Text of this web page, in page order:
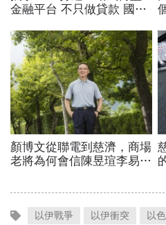
以伊戰爭 以伊衝突 以